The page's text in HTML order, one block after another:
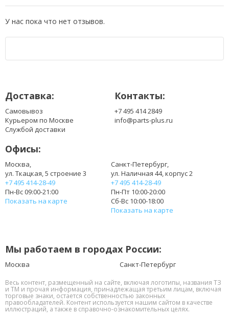
У нас пока что нет отзывов.
Доставка:
Самовывоз
Курьером по Москве
Службой доставки
Контакты:
+7 495 414 2849
info@parts-plus.ru
Офисы:
Москва,
ул. Ткацкая, 5 строение 3
+7 495 414-28-49
Пн-Вс 09:00-21:00
Показать на карте
Санкт-Петербург,
ул. Наличная 44, корпус 2
+7 495 414-28-49
Пн-Пт 10:00-20:00
Сб-Вс 10:00-18:00
Показать на карте
Мы работаем в городах России:
Москва Санкт-Петербург
Весь контент, размещенный на сайте, включая логотипы, названия ТЗ
и ТМ и прочая информация, принадлежащая третьим лицам, включая
торговые знаки, остается собственностью законных
правообладателей. Контент используется нашим сайтом в качестве
иллюстраций, а также в справочно-ознакомительных целях.